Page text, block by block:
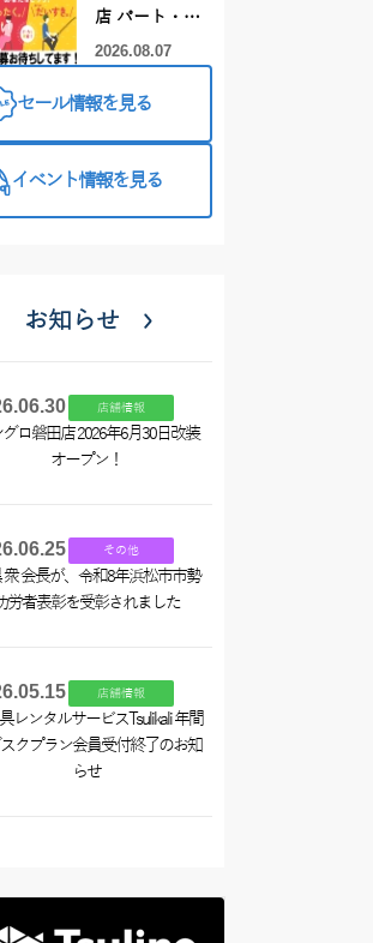
ラス受注会～
店 パート・ア
ルバイトスタ
募集中！
2026.08.07
セール情報を見る
イベント情報を見る
お知らせ
店舗情報
グロ磐田店 2026年6月30日改装
オープン！
その他
衆 会長が、令和8年浜松市市勢
労者表彰を受彰されました
店舗情報
レンタルサービスTsulikali 年間
クプラン会員受付終了のお知
らせ